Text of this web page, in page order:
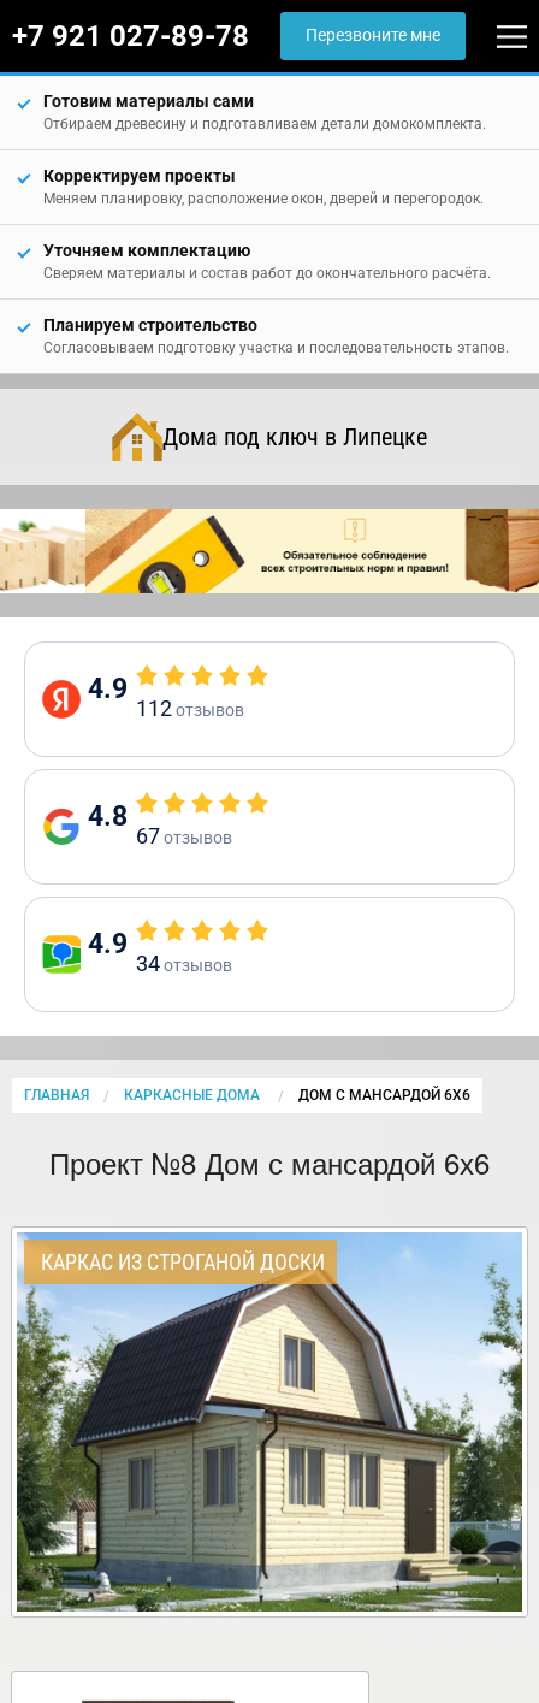
+7 921 027-89-78 Перезвоните мне
Готовим материалы сами
Отбираем древесину и подготавливаем детали домокомплекта.
Корректируем проекты
Меняем планировку, расположение окон, дверей и перегородок.
Уточняем комплектацию
Сверяем материалы и состав работ до окончательного расчёта.
Планируем строительство
Согласовываем подготовку участка и последовательность этапов.
Дома под ключ в Липецке
4.9
112отзывов
4.8
67отзывов
4.9
34отзывов
ГЛАВНАЯ КАРКАСНЫЕ ДОМА CURRENT:
ДОМ С МАНСАРДОЙ 6Х6
Проект №8 Дом с мансардой 6х6
КАРКАС ИЗ СТРОГАНОЙ ДОСКИ